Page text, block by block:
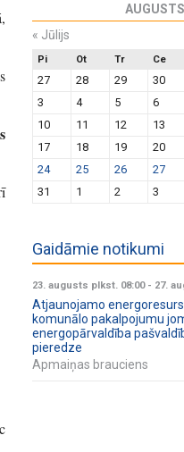
« Jūlijs
Pi Ot Tr Ce
27 28 29 30
3
4 5 6
10
11 12 13
17
18 19 20
24
25 26 27
31
1 2 3
Gaidāmie notikumi
23. augusts plkst. 08:00- 27.
Atjaunojamo
komunālo pakalpojumu
energopārvaldība
pieredze
Apmaiņas brauciens